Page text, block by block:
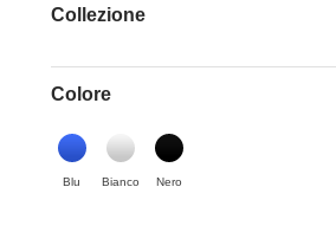
Collezione
Colore
Blu Bianco Nero